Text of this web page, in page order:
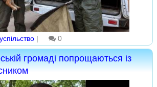
| 0
громаді попрощаються із